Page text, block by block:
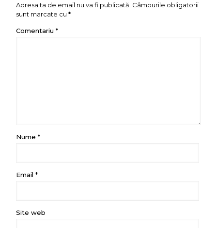
Adresa ta de email nu va fi publicată. Câmpurile obligatorii
sunt marcate cu *
Comentariu *
Nume *
Email *
Site web